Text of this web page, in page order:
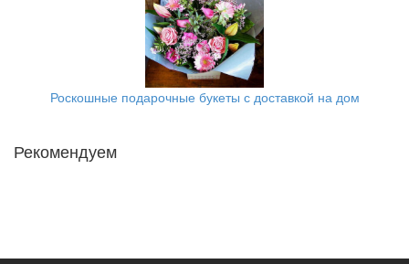
Роскошные подарочные букеты с доставкой на дом
Рекомендуем